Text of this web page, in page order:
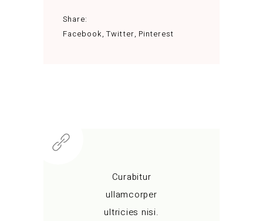
Share:
Facebook Twitter Pinterest
Curabitur
ullamcorper
ultricies nisi.